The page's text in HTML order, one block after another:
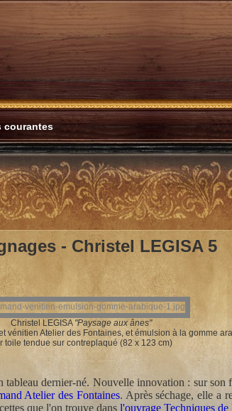
courantes
- Christel LEGISA 5
Christel LEGISA "Paysage aux ânes"
vénitien Atelier des Fontaines, et émulsion à la gomme
toile tendue sur contreplaqué (82 x 123 cm)
tableau dernier-né. Nouvelle innovation : sur
Atelier des Fontaines. Après séchage, elle a
que l'on trouve dans l'ouvrage Techniques